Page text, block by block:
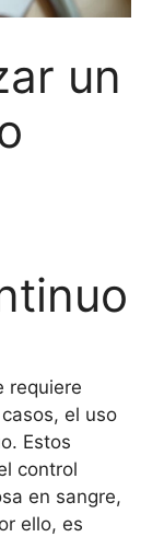
un
requiere
el uso
Estos
control
en sangre,
ello, es